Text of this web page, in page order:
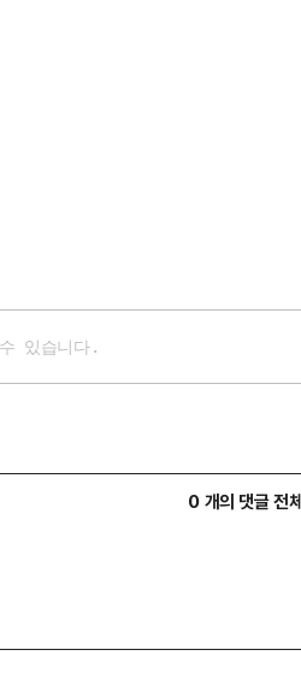
0 개의 댓글 전